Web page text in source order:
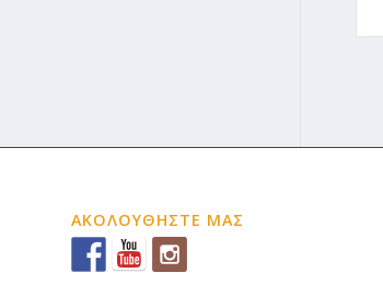
ΑΚΟΛΟΥΘΗΣΤΕ ΜΑΣ